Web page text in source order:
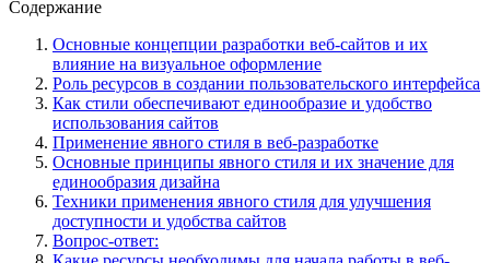
Содержание
Основные концепции разработки веб-сайтов и их
влияние на визуальное оформление
Роль ресурсов в создании пользовательского интерфейса
Как стили обеспечивают единообразие и удобство
использования сайтов
Применение явного стиля в веб-разработке
Основные принципы явного стиля и их значение для
единообразия дизайна
Техники применения явного стиля для улучшения
доступности и удобства сайтов
Вопрос-ответ: